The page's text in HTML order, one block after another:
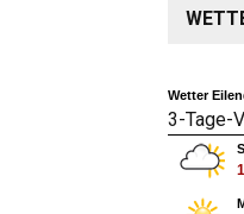
Wetter
3-Tage-